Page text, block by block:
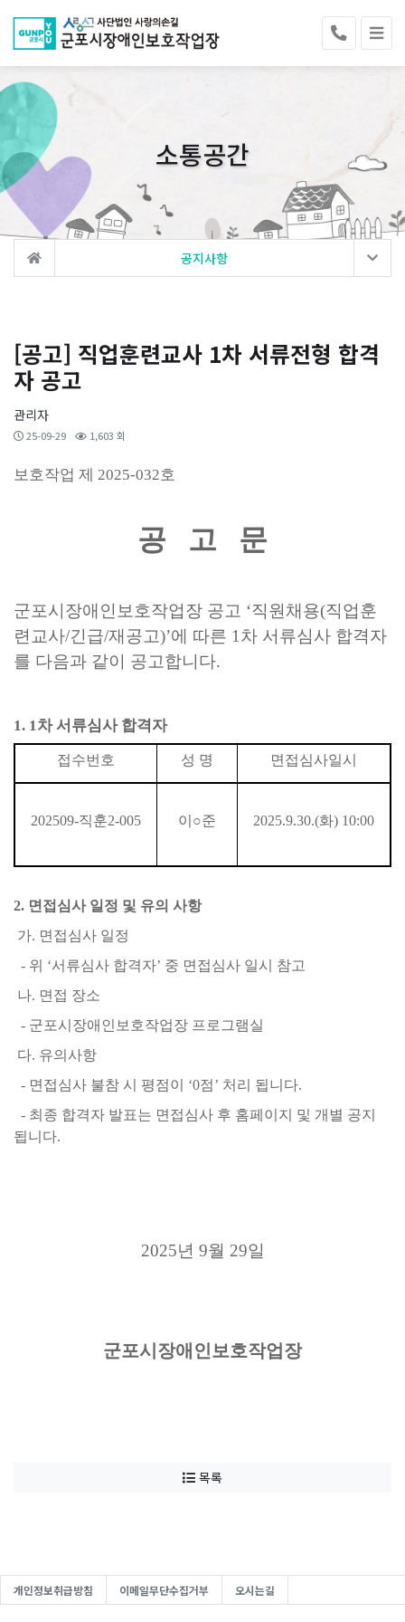
소통공간
공지사항
[공고] 직업훈련교사 1차 서류전형 합격
자 공고
관리자
25-09-29 1,603 회
보호작업 제 2025-032호
공 고 문
군포시장애인보호작업장 공고 ‘직원채용(직업훈
련교사/긴급/재공고)’에 따른 1 차 서류심사 합격자
를 다음과 같이 공고합니다.
1. 1 차 서류심사 합격자
접수번호 성 명 면접심사일시
202509-직훈2-005 이 ○준 2025.9.30.(화) 10:00
2. 면접심사 일정 및 유의 사항
가. 면접심사 일정
- 위 ‘서류심사 합격자’ 중 면접심사 일시 참고
나. 면접 장소
- 군포시장애인보호작업장 프로그램실
다. 유의사항
- 면접심사 불참 시 평점이 ‘0점’ 처리 됩니다.
- 최종 합격자 발표는 면접심사 후 홈페이지 및 개별 공지
됩니다.
2025년 9월 29일
군포시장애인보호작업장
목록
개인정보취급방침 이메일무단수집거부 오시는길